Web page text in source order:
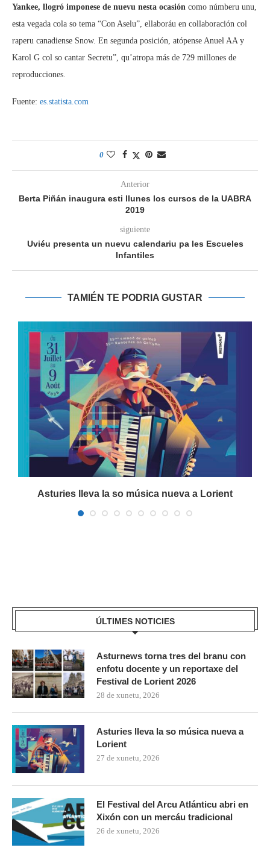
Yankee, llogró imponese de nuevu nesta ocasión como númberu unu,
esta vegada cola so tema “Con Aselu”, ellaboráu en collaboración col
raperu canadiense Snow. En segunda posición, atópense Anuel AA y
Karol G col so cantar Secretu”, qu’atropa más de 729 millones de
reproducciones.
Fuente: es.statista.com
0
Anterior
Berta Piñán inaugura esti llunes los cursos de la UABRA
2019
siguiente
Uviéu presenta un nuevu calendariu pa les Escueles
Infantiles
TAMIÉN TE PODRIA GUSTAR
Asturies lleva la so música nueva a Lorient
ÚLTIMES NOTICIES
Asturnews torna tres del branu con
enfotu docente y un reportaxe del
Festival de Lorient 2026
28 de xunetu, 2026
Asturies lleva la so música nueva a
Lorient
27 de xunetu, 2026
El Festival del Arcu Atlánticu abri en
Xixón con un mercáu tradicional
26 de xunetu, 2026